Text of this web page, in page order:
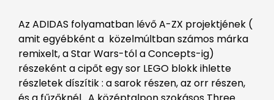
Az ADIDAS folyamatban lévő A-ZX projektjének (
amit egyébként a közelmúltban számos márka
remixelt, a Star Wars-tól a Concepts-ig)
részeként a cipőt egy sor LEGO blokk ihlette
részletek díszítik : a sarok részen, az orr részen,